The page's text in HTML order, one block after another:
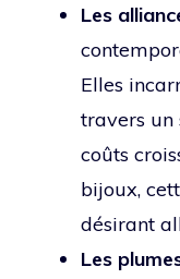
Les
Elles
travers un
coûts
bijoux,
désirant
Les